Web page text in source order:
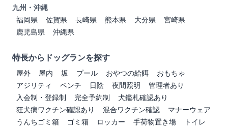
九州・沖縄
福岡県
佐賀県 長崎県 熊本県 大分県
宮崎県
鹿児島県
沖縄県
特長からドッグランを探す
屋外 屋内 坂 プール おやつの給餌
おもちゃ
アジリティ
ベンチ 日陰 夜間照明
管理者あり
入会制・登録制
完全予約制
犬鑑札確認あり
狂犬病ワクチン確認あり
混合ワクチン確認
マナーウェア
うんちゴミ箱
ゴミ箱 ロッカー 手荷物置き場
トイレ